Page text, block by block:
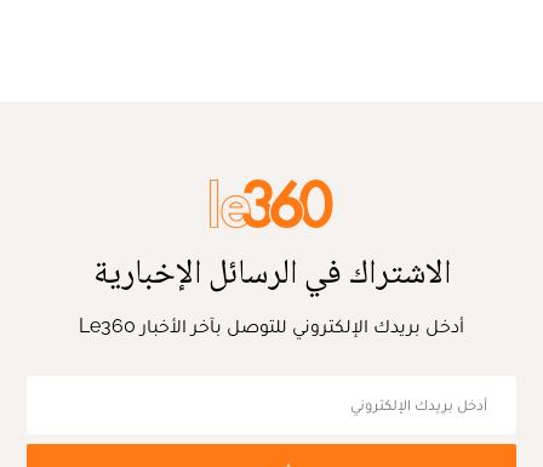
الاشتراك في الرسائل الإخبارية
أدخل بريدك الإلكتروني للتوصل بآخر الأخبار Le360